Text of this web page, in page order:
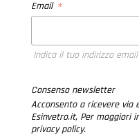
Email *
Indica il tuo indirizzo email
Consenso newsletter
Acconsento a ricevere via
Esinvetro.it, Per maggiori
privacy policy.